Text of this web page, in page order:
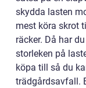
skydda lasten
mest köra skrot
räcker. Då har
storleken på
köpa till så du
trädgårdsavfall.